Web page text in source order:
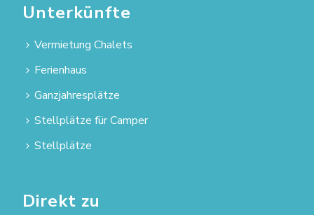
Unterkünfte
Vermietung Chalets
Ferienhaus
Ganzjahresplätze
Stellplätze für Camper
Stellplätze
Direkt zu